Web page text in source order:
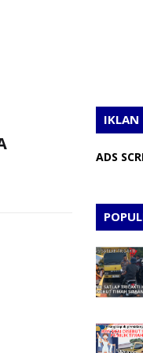
IKLAN
ADS